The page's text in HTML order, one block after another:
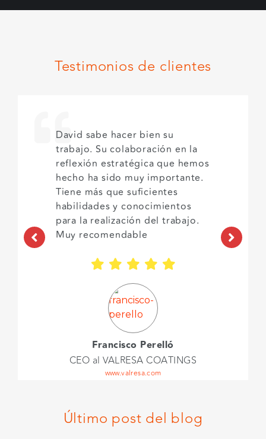
Testimonios de clientes
David sabe hacer bien su
trabajo. Su colaboración en la
reflexión estratégica que hemos
hecho ha sido muy importante.
Tiene más que suficientes
habilidades y conocimientos
para la realización del trabajo.
Muy recomendable
Francisco Perelló
CEO al VALRESA COATINGS
www.valresa.com
Último post del blog